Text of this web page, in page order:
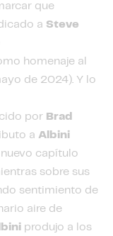
que
a Steve
homenaje al
de 2024). Y lo
por Brad
a Albini
capítulo
sobre sus
sentimiento de
aire de
produjo a los